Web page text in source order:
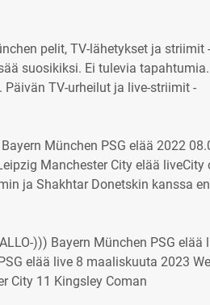
pelit, TV-lähetykset ja
suosikiksi. Ei tulevia
Päivän TV-urheilut ja live-striimit -
München PSG elää 2022
Manchester City elää
ja Shakhtar Donetskin kanssa
))) Bayern München PSG elää
elää live 8 maaliskuuta 2023
City 11 Kingsley Coman